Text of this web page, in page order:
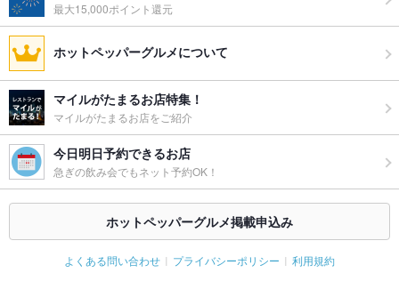
最大15,000ポイント還元
ホットペッパーグルメについて
マイルがたまるお店特集！
マイルがたまるお店をご紹介
今日明日予約できるお店
急ぎの飲み会でもネット予約OK！
ホットペッパーグルメ掲載申込み
よくある問い合わせ プライバシーポリシー 利用規約